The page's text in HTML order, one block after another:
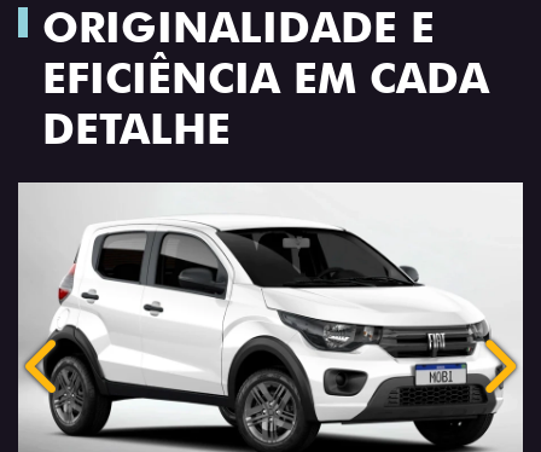
ORIGINALIDADE E
EFICIÊNCIA EM CADA
DETALHE
Anterior